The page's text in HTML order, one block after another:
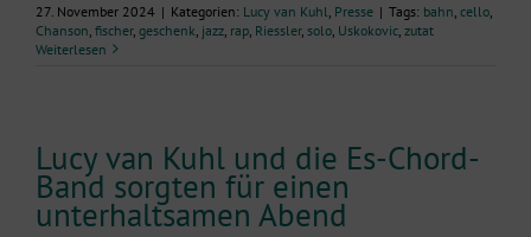
27. November 2024 | Kategorien: Lucy van Kuhl Presse | Tags: bahn cello
Chanson fischer, geschenk jazz rap Riessler, solo Uskokovic zutat
Weiterlesen
Lucy van Kuhl und die Es-Chord-
Band sorgten für einen
unterhaltsamen Abend